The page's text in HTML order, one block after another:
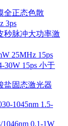
全正态色散
3ps
秒脉冲大功率激
25MHz 15ps
30W 15ps 小于
盐固态激光器
1045nm 1.5-
0.1-1W